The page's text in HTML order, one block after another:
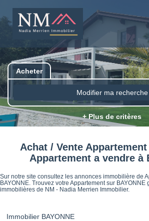
Acheter
Modifier ma recherche
+ Plus de critères
Achat / Vente Appartement
Appartement a vendre à
Sur notre site consultez les annonces immobilière de
BAYONNE. Trouvez votre Appartement sur
immobilières de NM - Nadia Merrien Immobilier.
Immobilier BAYONNE